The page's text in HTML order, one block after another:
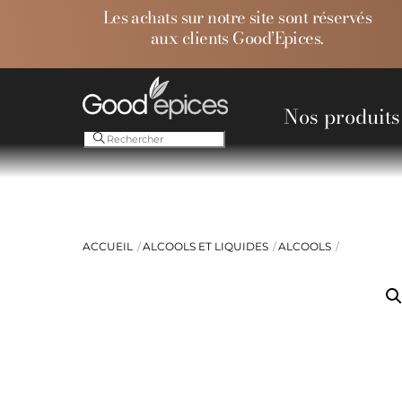
Les achats sur notre site sont réservés
aux clients Good’Epices.
Nos produits
ACCUEIL ALCOOLS ET LIQUIDES ALCOOLS